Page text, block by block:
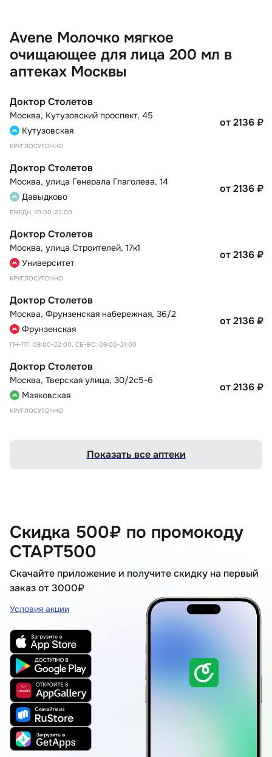
Avene Молочко мягкое
очищающее для лица 200 мл в
аптеках Москвы
Доктор Столетов
Москва, Кутузовский проспект, 45
Кутузовская
КРУГЛОСУТОЧНО
от 2136₽
Доктор Столетов
Москва, улица Генерала Глаголева, 14
Давыдково
ЕЖЕДН. 10:00-22:00
от 2136₽
Доктор Столетов
Москва, улица Строителей, 17к1
Университет
КРУГЛОСУТОЧНО
от 2136₽
Доктор Столетов
Москва, Фрунзенская набережная, 36/2
Фрунзенская
ПН-ПТ: 08:00-22:00, СБ-ВС: 09:00-21:00
от 2136₽
Доктор Столетов
Москва, Тверская улица, 30/2с5-6
Маяковская
КРУГЛОСУТОЧНО
от 2136₽
Показать все аптеки
Скидка 500₽ по промокоду
СТАРТ500
Скачайте приложение и получите скидку на первый
заказ от 3000₽
Условия акции